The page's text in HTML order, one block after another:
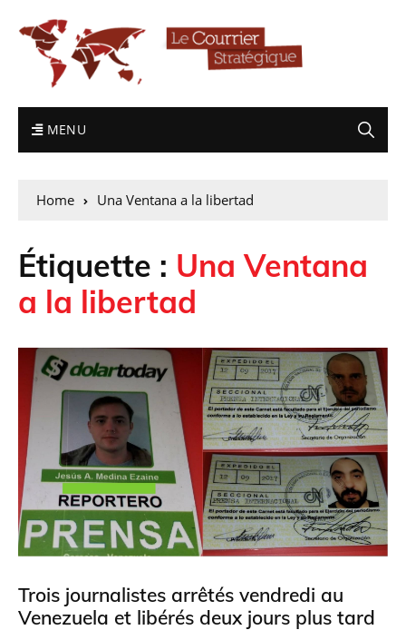
MENU
Home Una Ventana a la libertad
Étiquette : Una Ventana
a la libertad
Trois journalistes arrêtés vendredi au
Venezuela et libérés deux jours plus tard